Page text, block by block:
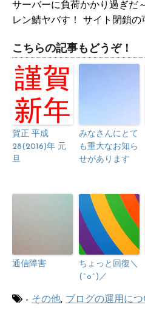
サーバーに負荷かかり過ぎだ
レン鯖ヤバす！ サイト閉鎖の
こちらの記事もどうぞ！
賀正 平成
28(2016)年 元
旦
みなさんにとて
も重大なお知ら
せがあります
通信障害
ちょっと回復＼
(^o^)／
- その他, ブログの運用につ